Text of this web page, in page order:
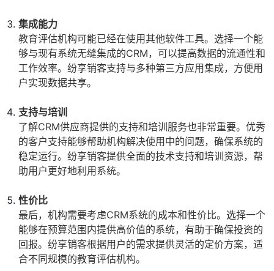
集成能力
教育评估机构可能已经在使用其他软件工具。选择一个能
够与现有系统无缝集成的CRM，可以提高数据的流通性和
工作效率。纷享销客支持与多种第三方应用集成，方便用
户实现数据共享。
支持与培训
了解CRM供应商提供的支持和培训服务也非常重要。优秀
的客户支持能够帮助机构解决使用中的问题，确保系统的
稳定运行。纷享销客提供全面的技术支持和培训资源，帮
助用户更好地利用系统。
性价比
最后，机构需要考虑CRM系统的成本和性价比。选择一个
能够在预算范围内提供高价值的系统，有助于确保投资的
回报。纷享销客根据用户的需求提供灵活的定价方案，适
合不同规模的教育评估机构。